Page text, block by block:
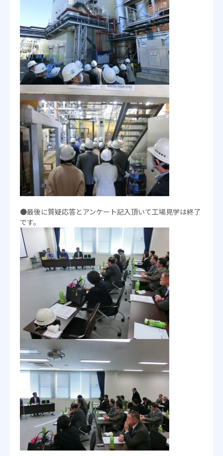
●最後に質疑応答とアンケート記入頂いて工場見学は終了
です。